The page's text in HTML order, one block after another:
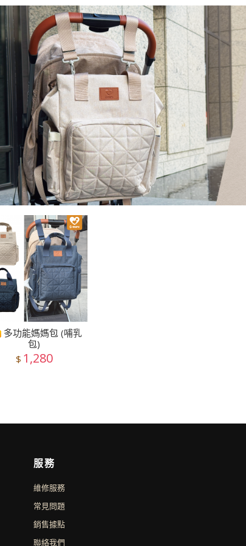
多功能媽媽包 (哺乳
包)
$ 1,280
服務
維修服務
常見問題
銷售據點
聯絡我們